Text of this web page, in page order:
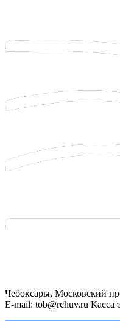
Чебоксары, Московский
E-mail: tob@rchuv.ru Касса